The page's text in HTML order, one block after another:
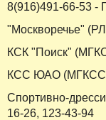
8(916)491-66-53 -
"Москворечье"
КСК "Поиск"
КСС ЮАО
Спортивно-
16-26, 123-43-94